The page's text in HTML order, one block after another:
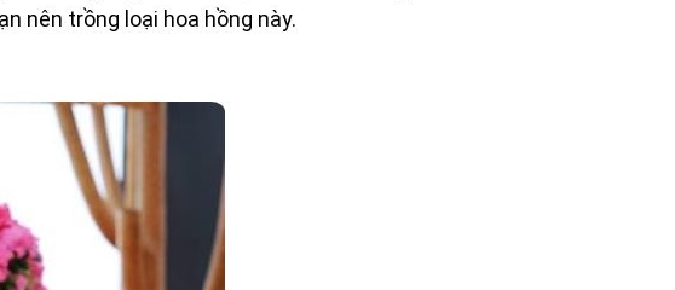
nên trồng loại hoa hồng này.